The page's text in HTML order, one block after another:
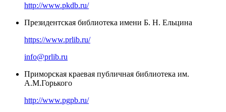
http://www.pkdb.ru/
Президентская библиотека имени Б. Н. Ельцина
https://www.prlib.ru/
info@prlib.ru
Приморская краевая публичная библиотека им.
А.М.Горького
http://www.pgpb.ru/